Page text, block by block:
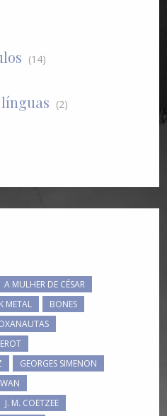
(14)
(2)
A MULHER DE CÉSAR
METAL
BONES
GEORGES SIMENON
J. M. COETZEE